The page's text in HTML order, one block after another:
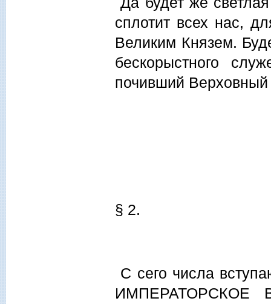
сплотит всех нас,
Великим Князем.
бескорыстного
почивший
§ 2.
С сего числа
ИМПЕРАТОРСКОЕ